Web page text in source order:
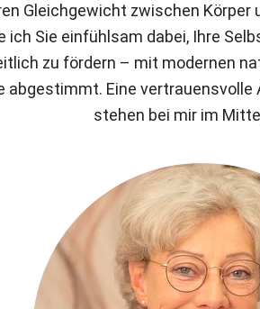
Gleichgewicht zwischen Körper
ich Sie einfühlsam dabei, Ihre
zu fördern – mit modernen
abgestimmt. Eine
stehen bei mir im